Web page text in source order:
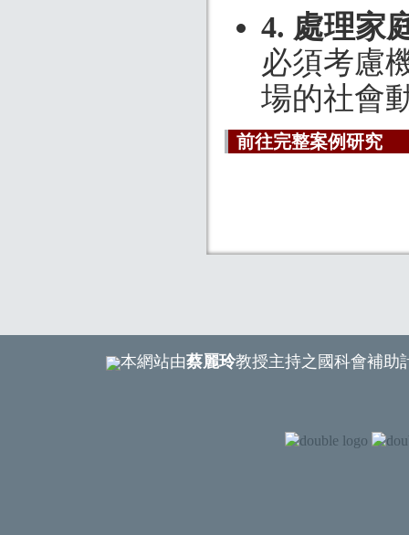
4. 處理家
必須考慮
場的社會
前往完整案例研究
本網站由蔡麗玲教授主持之國科會補助